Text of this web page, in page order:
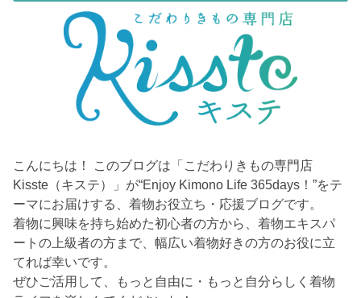
こんにちは！ このブログは「こだわりきもの専門店
Kisste（キステ）」が“Enjoy Kimono Life 365days！”をテ
ーマにお届けする、着物お役立ち・応援ブログです。
着物に興味を持ち始めた初心者の方から、着物エキスパ
ートの上級者の方まで、幅広い着物好きの方のお役に立
てれば幸いです。
ぜひご活用して、もっと自由に・もっと自分らしく着物